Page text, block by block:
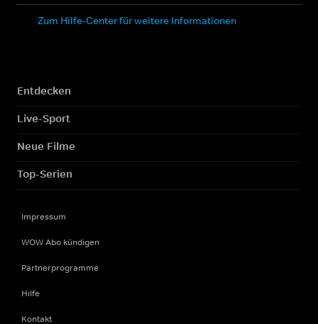
Zum Hilfe-Center für weitere Informationen
Entdecken
Live-Sport
Neue Filme
Top-Serien
Impressum
WOW Abo kündigen
Partnerprogramme
Hilfe
Kontakt